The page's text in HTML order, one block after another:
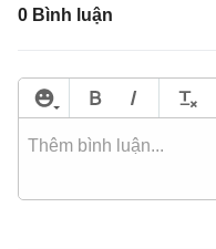
0 Bình luận